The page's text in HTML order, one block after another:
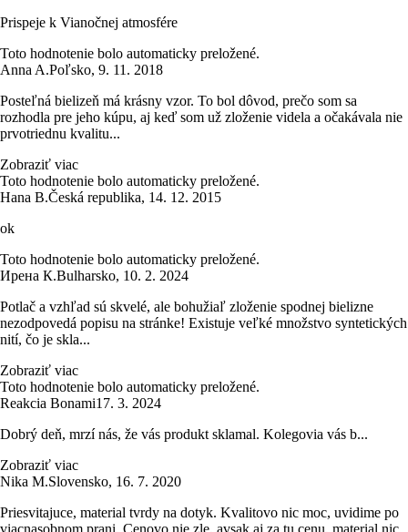
Prispeje k Vianočnej atmosfére
Toto hodnotenie bolo automaticky preložené.
Anna A.Poľsko, 9. 11. 2018
Posteľná bielizeň má krásny vzor. To bol dôvod, prečo som sa
rozhodla pre jeho kúpu, aj keď som už zloženie videla a očakávala nie
prvotriednu kvalitu...
Zobraziť viac
Toto hodnotenie bolo automaticky preložené.
Hana B.Česká republika, 14. 12. 2015
ok
Toto hodnotenie bolo automaticky preložené.
Ирена К.Bulharsko, 10. 2. 2024
Potlač a vzhľad sú skvelé, ale bohužiaľ zloženie spodnej bielizne
nezodpovedá popisu na stránke! Existuje veľké množstvo syntetických
nití, čo je skla...
Zobraziť viac
Toto hodnotenie bolo automaticky preložené.
Reakcia Bonami17. 3. 2024
Dobrý deň, mrzí nás, že vás produkt sklamal. Kolegovia vás b...
Zobraziť viac
Nika M.Slovensko, 16. 7. 2020
Priesvitajuce, material tvrdy na dotyk. Kvalitovo nic moc, uvidime po